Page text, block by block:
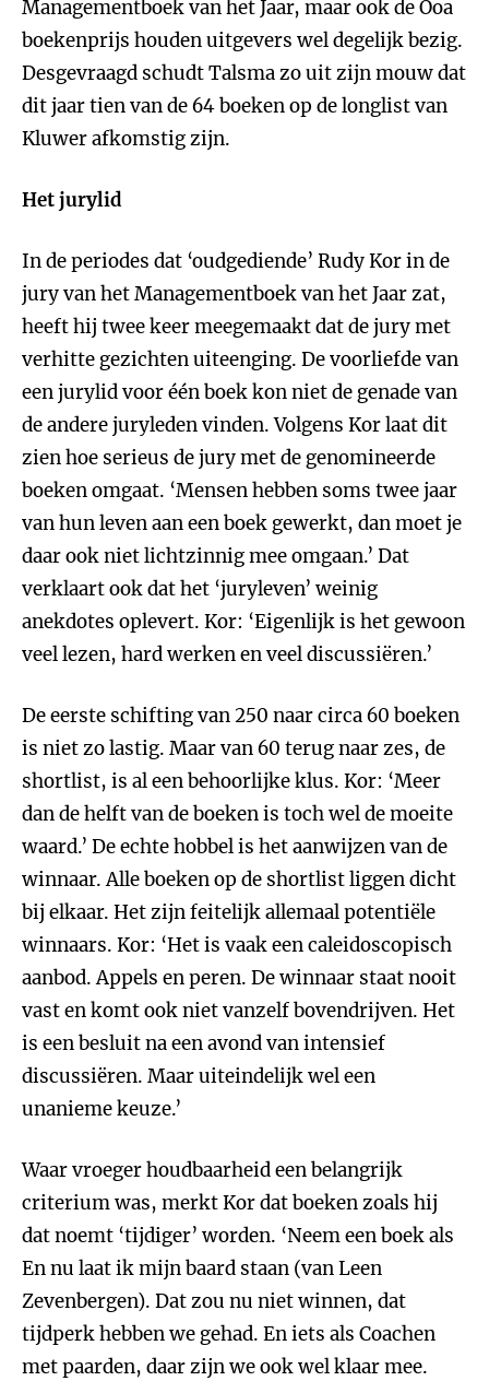
Managementboek van het Jaar, maar ook de Ooa
boekenprijs houden uitgevers wel degelijk bezig.
Desgevraagd schudt Talsma zo uit zijn mouw dat
dit jaar tien van de 64 boeken op de longlist van
Kluwer afkomstig zijn.
Het jurylid
In de periodes dat ‘oudgediende’ Rudy Kor in de
jury van het Managementboek van het Jaar zat,
heeft hij twee keer meegemaakt dat de jury met
verhitte gezichten uiteenging. De voorliefde van
een jurylid voor één boek kon niet de genade van
de andere juryleden vinden. Volgens Kor laat dit
zien hoe serieus de jury met de genomineerde
boeken omgaat. ‘Mensen hebben soms twee jaar
van hun leven aan een boek gewerkt, dan moet je
daar ook niet lichtzinnig mee omgaan.’ Dat
verklaart ook dat het ‘juryleven’ weinig
anekdotes oplevert. Kor: ‘Eigenlijk is het gewoon
veel lezen, hard werken en veel discussiëren.’
De eerste schifting van 250 naar circa 60 boeken
is niet zo lastig. Maar van 60 terug naar zes, de
shortlist, is al een behoorlijke klus. Kor: ‘Meer
dan de helft van de boeken is toch wel de moeite
waard.’ De echte hobbel is het aanwijzen van de
winnaar. Alle boeken op de shortlist liggen dicht
bij elkaar. Het zijn feitelijk allemaal potentiële
winnaars. Kor: ‘Het is vaak een caleidoscopisch
aanbod. Appels en peren. De winnaar staat nooit
vast en komt ook niet vanzelf bovendrijven. Het
is een besluit na een avond van intensief
discussiëren. Maar uiteindelijk wel een
unanieme keuze.’
Waar vroeger houdbaarheid een belangrijk
criterium was, merkt Kor dat boeken zoals hij
dat noemt ‘tijdiger’ worden. ‘Neem een boek als
En nu laat ik mijn baard staan (van Leen
Zevenbergen). Dat zou nu niet winnen, dat
tijdperk hebben we gehad. En iets als Coachen
met paarden, daar zijn we ook wel klaar mee.